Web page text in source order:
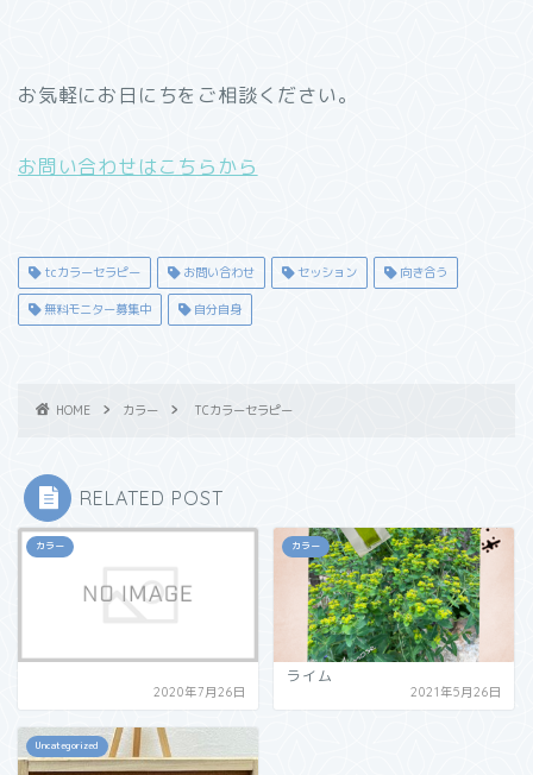
お気軽にお日にちをご相談ください。
お問い合わせはこちらから
tcカラーセラピー お問い合わせ セッション 向き合う
無料モニター募集中 自分自身
HOME カラー TCカラーセラピー
RELATED POST
カラー
2020年7月26日
カラー
ライム
2021年5月26日
Uncategorized